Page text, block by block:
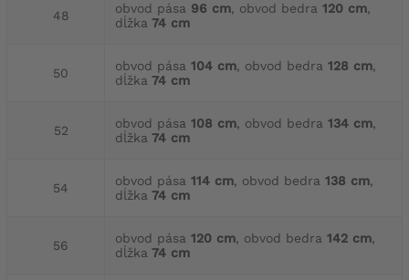
48 obvod pása 96 cm, obvod bedra 120 cm,
dĺžka 74 cm
50 obvod pása 104 cm, obvod bedra 128 cm,
dĺžka 74 cm
52 obvod pása 108 cm, obvod bedra 134 cm,
dĺžka 74 cm
54 obvod pása 114 cm, obvod bedra 138 cm,
dĺžka 74 cm
56 obvod pása 120 cm, obvod bedra 142 cm,
dĺžka 74 cm